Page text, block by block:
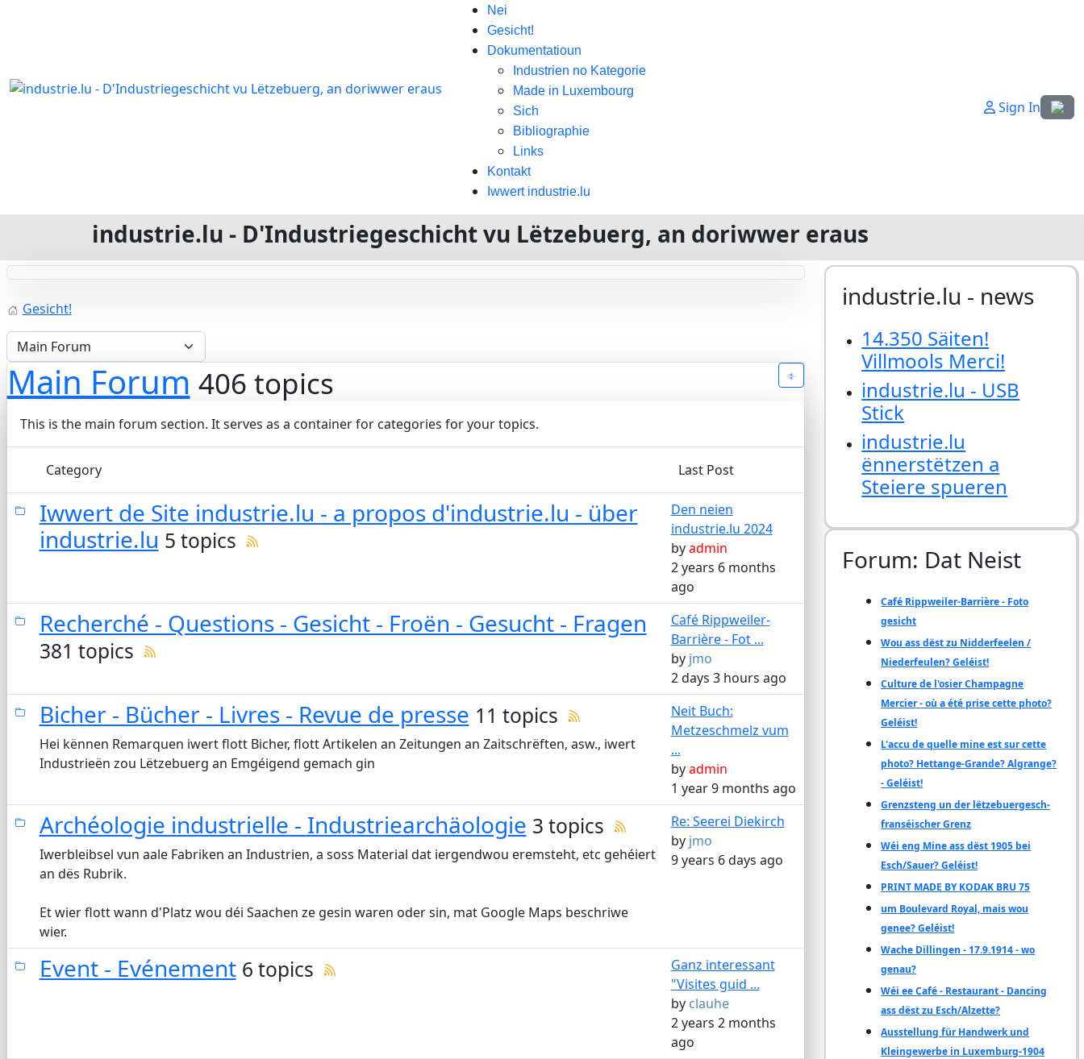
Nei
Gesicht!
Dokumentatioun
Industrien no Kategorie
Made in Luxembourg
Sich
Bibliographie
Links
Kontakt
Iwwert industrie.lu
Sign In
industrie.lu - D'Industriegeschicht vu Lëtzebuerg, an doriwwer eraus
Gesicht!
Main Forum 406 topics
This is the main forum section. It serves as a container for categories for your topics.
Category Last Post
Iwwert de Site industrie.lu - a propos d'industrie.lu - über
industrie.lu 5 topics
Den neien
industrie.lu 2024
byadmin
2 years 6 months
ago
Recherché - Questions - Gesicht - Froën - Gesucht - Fragen
381 topics
Café Rippweiler-
Barrière - Fot ...
by jmo
2 days 3 hours ago
Bicher - Bücher - Livres - Revue de presse 11 topics
Hei kënnen Remarquen iwert flott Bicher, flott Artikelen an Zeitungen an Zaitschrëften, asw., iwert
Industrieën zou Lëtzebuerg an Emgéigend gemach gin
Neit Buch:
Metzeschmelz vum
...
byadmin
1 year 9 months ago
Archéologie industrielle - Industriearchäologie 3 topics
Iwerbleibsel vun aale Fabriken an Industrien, a soss Material dat iergendwou eremsteht, etc gehéiert
an dës Rubrik.
Et wier flott wann d'Platz wou déi Saachen ze gesin waren oder sin, mat Google Maps beschriwe
wier.
Re: Seerei Diekirch
by jmo
9 years 6 days ago
Event - Evénement 6 topics
Ganz interessant
"Visites guid ...
by clauhe
2 years 2 months
ago
industrie.lu - news
14.350 Säiten!
Villmools Merci!
industrie.lu - USB
Stick
industrie.lu
ënnerstëtzen a
Steiere spueren
Forum: Dat Neist
Café Rippweiler-Barrière - Foto
gesicht
Wou ass dëst zu Nidderfeelen /
Niederfeulen? Geléist!
Culture de l'osier Champagne
Mercier - où a été prise cette photo?
Geléist!
L'accu de quelle mine est sur cette
photo? Hettange-Grande? Algrange?
- Geléist!
Grenzsteng un der lëtzebuergesch-
franséischer Grenz
Wéi eng Mine ass dëst 1905 bei
Esch/Sauer? Geléist!
PRINT MADE BY KODAK BRU 75
um Boulevard Royal, mais wou
genee? Geléist!
Wache Dillingen - 17.9.1914 - wo
genau?
Wéi ee Café - Restaurant - Dancing
ass dëst zu Esch/Alzette?
Ausstellung für Handwerk und
Kleingewerbe in Luxemburg-1904